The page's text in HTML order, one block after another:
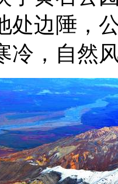
处边陲，
冷，自然